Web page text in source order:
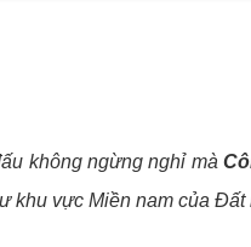
không ngừng nghỉ mà
khu vực Miền nam của Đất